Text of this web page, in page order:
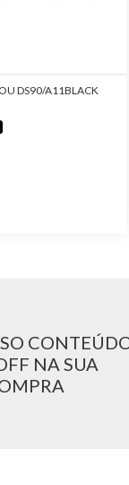
DS90/A11BLACK
NA SUA